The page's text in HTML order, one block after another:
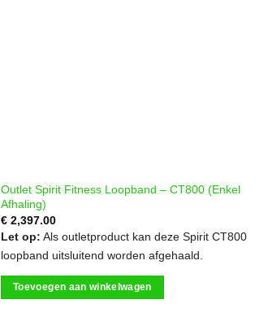
Outlet Spirit Fitness Loopband – CT800 (Enkel
Afhaling)
€ 2,397.00
Let op: Als outletproduct kan deze Spirit CT800
loopband uitsluitend worden afgehaald.
Toevoegen aan winkelwagen